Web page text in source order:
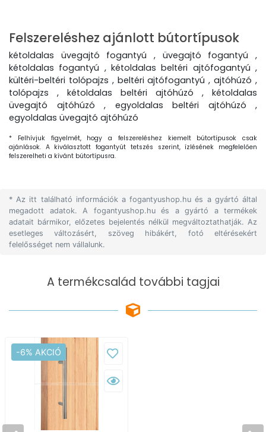
Felszereléshez ajánlott bútortípusok
kétoldalas üvegajtó fogantyú , üvegajtó fogantyú ,
kétoldalas fogantyú , kétoldalas beltéri ajtófogantyú ,
kültéri-beltéri tolópajzs , beltéri ajtófogantyú , ajtóhúzó ,
tolópajzs , kétoldalas beltéri ajtóhúzó , kétoldalas
üvegajtó ajtóhúzó , egyoldalas beltéri ajtóhúzó ,
egyoldalas üvegajtó ajtóhúzó
* Felhívjuk figyelmét, hogy a felszereléshez kiemelt bútortípusok csak
ajánlások. A kiválasztott fogantyút tetszés szerint, ízlésének megfelelően
felszerelheti a kívánt bútortípusra.
* Az itt található információk a fogantyushop.hu és a gyártó által
megadott adatok. A fogantyushop.hu és a gyártó a termékek
adatait bármikor, előzetes bejelentés nélkül megváltoztathatják. Az
esetleges változásért, szöveg hibákért, fotó eltérésekért
felelősséget nem vállalunk.
A termékcsalád további tagjai
-6% AKCIÓ